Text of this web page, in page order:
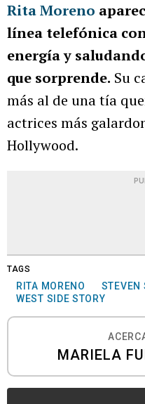
Rita Moreno
línea telefónica
energía y
que sorprende. Su
más al de una tía
actrices más
Hollywood.
TAGS
RITA MORENO
STEVEN
WEST SIDE STORY
MARIELA